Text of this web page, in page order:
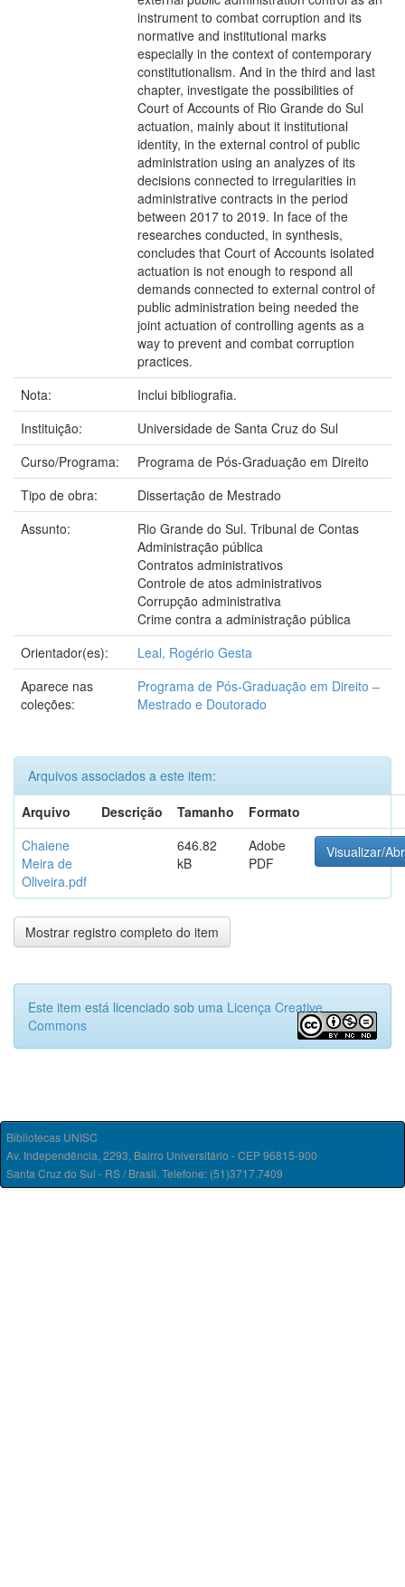
instrument to combat corruption and its
normative and institutional marks
especially in the context of contemporary
constitutionalism. And in the third and last
chapter, investigate the possibilities of
Court of Accounts of Rio Grande do Sul
actuation, mainly about it institutional
identity, in the external control of public
administration using an analyzes of its
decisions connected to irregularities in
administrative contracts in the period
between 2017 to 2019. In face of the
researches conducted, in synthesis,
concludes that Court of Accounts isolated
actuation is not enough to respond all
demands connected to external control of
public administration being needed the
joint actuation of controlling agents as a
way to prevent and combat corruption
practices.
Nota:
Inclui bibliografia.
Instituição:
Universidade de Santa Cruz do Sul
Curso/Programa:
Programa de Pós-Graduação em Direito
Tipo de obra:
Dissertação de Mestrado
Assunto:
Rio Grande do Sul. Tribunal de Contas
Administração pública
Contratos administrativos
Controle de atos administrativos
Corrupção administrativa
Crime contra a administração pública
Orientador(es):
Leal, Rogério Gesta
Aparece nas
coleções:
Programa de Pós-Graduação em Direito –
Mestrado e Doutorado
Arquivos associados a este item:
Arquivo
Descrição Tamanho
Formato
Chaiene
Meira de
Oliveira.pdf
646.82
kB
Adobe
PDF
Visualizar/
Mostrar registro completo do item
Este item está licenciado sob uma Licença Creative
Commons
Bibliotecas UNISC
Av. Independência, 2293, Bairro Universitário - CEP 96815-900
Santa Cruz do Sul - RS / Brasil. Telefone: (51)3717.7409